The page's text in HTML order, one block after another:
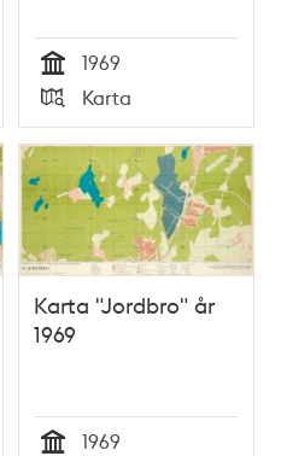
Tid
1969
Typ
Karta
Karta "Jordbro" år
1969
1969